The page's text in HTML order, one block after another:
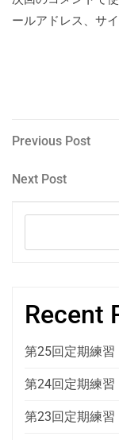
ールアドレス、サ
投
稿
ナ
ー
シ
ョ
ン
Previous
Previous Post
Next
Next Post
Recent
第25回定期練
第24回定期練習
第23回定期練習